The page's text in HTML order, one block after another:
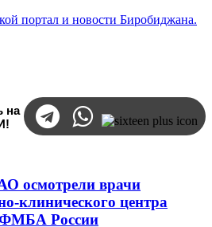
на
осмотрели врачи
клинического центра
ФМБА России